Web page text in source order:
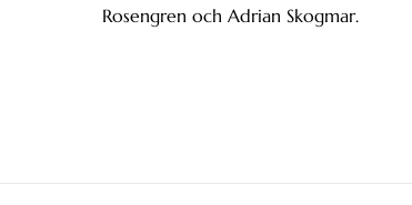
Rosengren och Adrian Skogmar.